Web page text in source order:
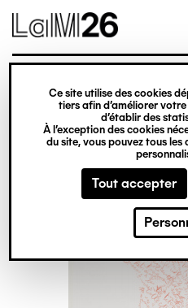
Gestion des cookies
Ce site utilise des cookies
tiers afin d’améliorer
d’établir des
À l’exception des cookies
du site, vous pouvez tous les
Tout accepter
contenu